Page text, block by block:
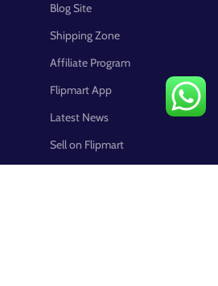
Blog Site
Shipping Zone
Affiliate Program
Flipmart App
Latest News
Sell on Flipmart